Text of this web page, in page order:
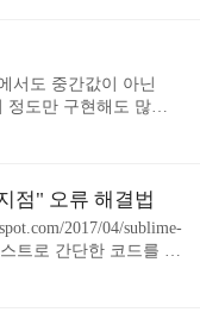
서도 중간값이 아닌
정도만 구현해도 많은
는 구조가 조금 다른
않아도 됩니다.int형
a+100) 이라고
vector를 파라미터로
점" 오류 해결법
2017/04/sublime-
트로 간단한 코드를 실
를 설치한 후, g+